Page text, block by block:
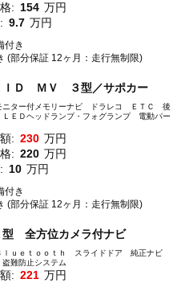
: 154 万円
9.7 万円
付き
(部分保証 12ヶ月：走行無制限)
ＩＤ ＭＶ ３型／サポカー
ニター付メモリーナビ ドラレコ ＥＴＣ 後
ＥＤヘッドランプ・フォグランプ 電動パー
: 230 万円
: 220 万円
10 万円
付き
(部分保証 12ヶ月：走行無制限)
全方位カメラ付ナビ
ｌｕｅｔｏｏｔｈ スライドドア 純正ナビ
難防止システム
: 221 万円